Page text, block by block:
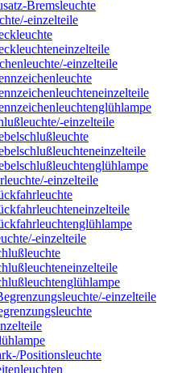
Bremsleuchte
einzelteile
einzelteile
einzelteile
einzelteile
einzelteile
einzelteile
Positionsleuchte